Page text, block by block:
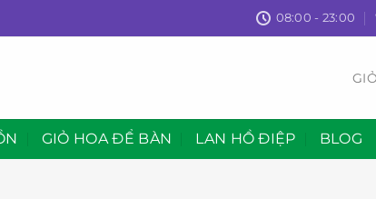
08:00 - 23:00
GIỎ HOA ĐỂ BÀN LAN HỒ ĐIỆP BLOG